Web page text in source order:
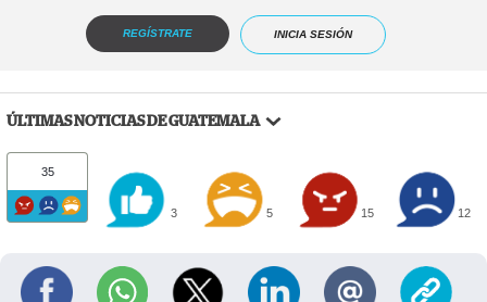
REGÍSTRATE INICIA SESIÓN
ÚLTIMAS NOTICIAS DE GUATEMALA
35
3 5 15 12